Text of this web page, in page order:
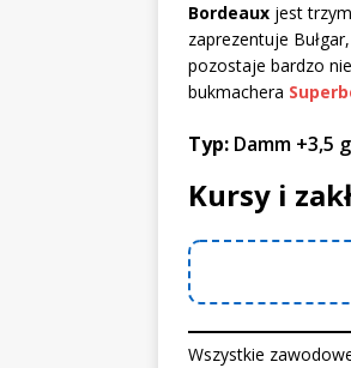
Bordeaux jest
zaprezentuje
pozostaje bardzo
bukmachera
Typ: Damm +3,5
Kursy i
Wszystkie